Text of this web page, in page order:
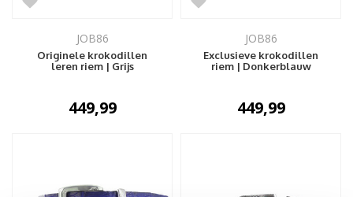
JOB86
Originele krokodillen
leren riem | Grijs
449,99
JOB86
Exclusieve krokodillen
riem | Donkerblauw
449,99